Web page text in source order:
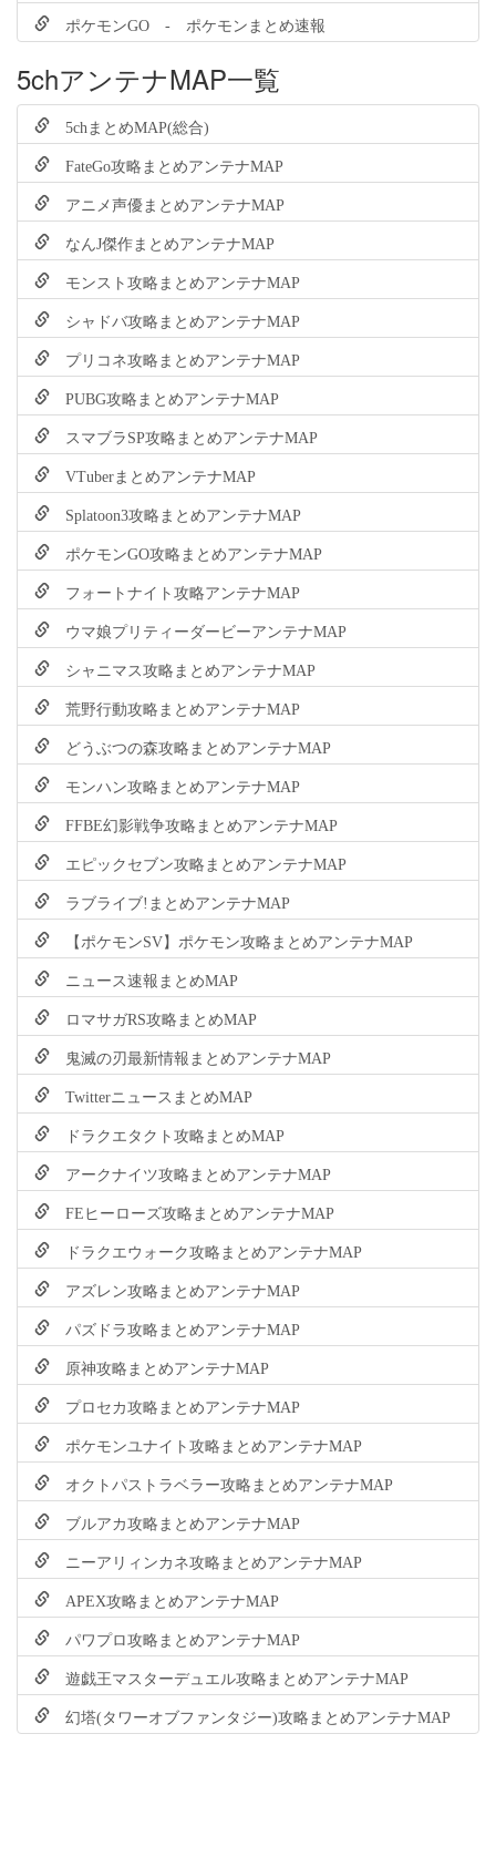
ポケモンGO - ポケモンまとめ速報
5chアンテナMAP一覧
5chまとめMAP(総合)
FateGo攻略まとめアンテナMAP
アニメ声優まとめアンテナMAP
なんJ傑作まとめアンテナMAP
モンスト攻略まとめアンテナMAP
シャドバ攻略まとめアンテナMAP
プリコネ攻略まとめアンテナMAP
PUBG攻略まとめアンテナMAP
スマブラSP攻略まとめアンテナMAP
VTuberまとめアンテナMAP
Splatoon3攻略まとめアンテナMAP
ポケモンGO攻略まとめアンテナMAP
フォートナイト攻略アンテナMAP
ウマ娘プリティーダービーアンテナMAP
シャニマス攻略まとめアンテナMAP
荒野行動攻略まとめアンテナMAP
どうぶつの森攻略まとめアンテナMAP
モンハン攻略まとめアンテナMAP
FFBE幻影戦争攻略まとめアンテナMAP
エピックセブン攻略まとめアンテナMAP
ラブライブ!まとめアンテナMAP
【ポケモンSV】ポケモン攻略まとめアンテナMAP
ニュース速報まとめMAP
ロマサガRS攻略まとめMAP
鬼滅の刃最新情報まとめアンテナMAP
TwitterニュースまとめMAP
ドラクエタクト攻略まとめMAP
アークナイツ攻略まとめアンテナMAP
FEヒーローズ攻略まとめアンテナMAP
ドラクエウォーク攻略まとめアンテナMAP
アズレン攻略まとめアンテナMAP
パズドラ攻略まとめアンテナMAP
原神攻略まとめアンテナMAP
プロセカ攻略まとめアンテナMAP
ポケモンユナイト攻略まとめアンテナMAP
オクトパストラベラー攻略まとめアンテナMAP
ブルアカ攻略まとめアンテナMAP
ニーアリィンカネ攻略まとめアンテナMAP
APEX攻略まとめアンテナMAP
パワプロ攻略まとめアンテナMAP
遊戯王マスターデュエル攻略まとめアンテナMAP
幻塔(タワーオブファンタジー)攻略まとめアンテナMAP